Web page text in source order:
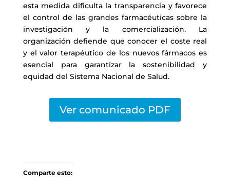
esta medida dificulta la transparencia y favorece
el control de las grandes farmacéuticas sobre la
investigación y la comercialización. La
organización defiende que conocer el coste real
y el valor terapéutico de los nuevos fármacos es
esencial para garantizar la sostenibilidad y
equidad del Sistema Nacional de Salud.
Ver comunicado PDF
Comparte esto: